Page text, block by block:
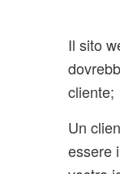
Il sito
cliente;
Un
essere